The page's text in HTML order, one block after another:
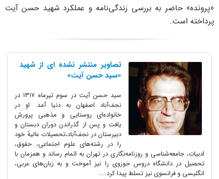
حاضر به بررسی زندگی‌نامه و عملکرد شهید حسن آیت
است.
تصاویر منتشر نشده ای از شهید
«سید حسن آیت»
سید حسن آیت در سوم تیرماه ۱۳۱۷ در
نجف‌آباد اصفهان به دنیا آمد. او در
خانواده‌ای روستایی و مذهبی پرورش
یافت و پس از گذراندن دوران دبستان و
دبیرستان در نجف‌آباد،تحصیلات عالیهٔ خود
را در رشته‌های علوم اجتماعی، حقوق،
ادبیات، جامعه‌شناسی و روزنامه‌نگاری در تهران به اتمام رساند و همزمان با
تحصیل در دانشگاه دروس حوزوی را نیز آموخت و به زبان‌های عربی،
انگلیسی و فرانسوی نیز تسلط پیدا کرد....